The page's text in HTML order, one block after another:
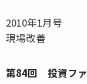
2010年1月号
現場改善
第84回 投資ファ